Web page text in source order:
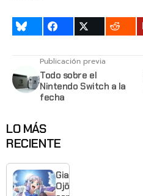
Publicación previa
Todo sobre el
Nintendo Switch a la
fecha
LO MÁS
RECIENTE
Giant
Ojō-